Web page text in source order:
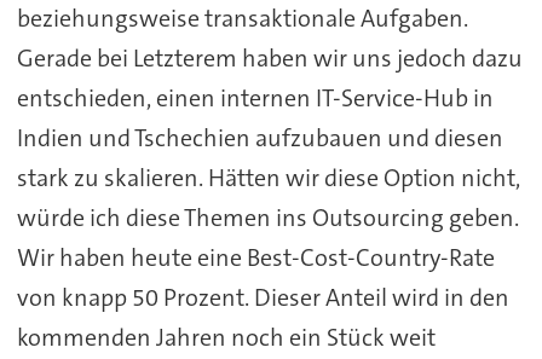
beziehungsweise transaktionale Aufgaben.
Gerade bei Letzterem haben wir uns jedoch dazu
entschieden, einen internen IT-Service-Hub in
Indien und Tschechien aufzubauen und diesen
stark zu skalieren. Hätten wir diese Option nicht,
würde ich diese Themen ins Outsourcing geben.
Wir haben heute eine Best-Cost-Country-Rate
von knapp 50 Prozent. Dieser Anteil wird in den
kommenden Jahren noch ein Stück weit